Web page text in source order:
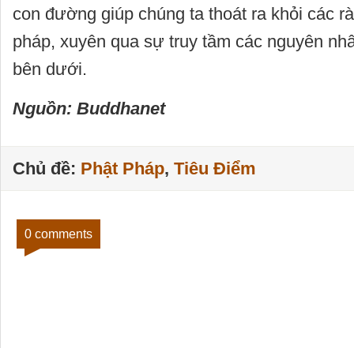
con đường giúp chúng ta thoát ra khỏi các
pháp, xuyên qua sự truy tầm các nguyên
bên dưới.
Nguồn: Buddhanet
Chủ đề: Phật Pháp, Tiêu Điểm
0 comments